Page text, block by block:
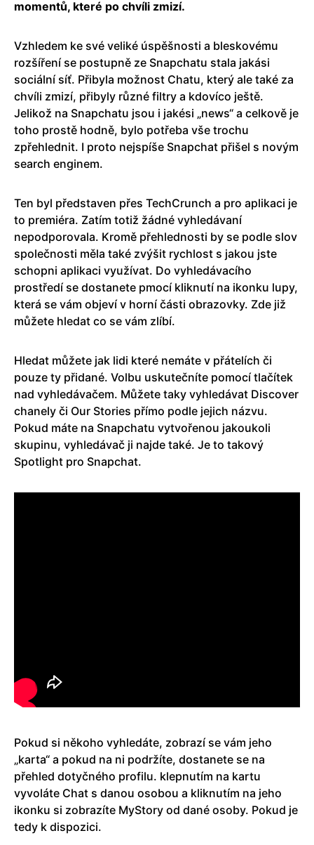
momentů, které po chvíli zmizí.
Vzhledem ke své veliké úspěšnosti a bleskovému
rozšíření se postupně ze Snapchatu stala jakási
sociální síť. Přibyla možnost Chatu, který ale také za
chvíli zmizí, přibyly různé filtry a kdovíco ještě.
Jelikož na Snapchatu jsou i jakési „news“ a celkově je
toho prostě hodně, bylo potřeba vše trochu
zpřehlednit. I proto nejspíše Snapchat přišel s novým
search enginem.
Ten byl představen přes TechCrunch a pro aplikaci je
to premiéra. Zatím totiž žádné vyhledávaní
nepodporovala. Kromě přehlednosti by se podle slov
společnosti měla také zvýšit rychlost s jakou jste
schopni aplikaci využívat. Do vyhledávacího
prostředí se dostanete pmocí kliknutí na ikonku lupy,
která se vám objeví v horní části obrazovky. Zde již
můžete hledat co se vám zlíbí.
Hledat můžete jak lidi které nemáte v přátelích či
pouze ty přidané. Volbu uskutečníte pomocí tlačítek
nad vyhledávačem. Můžete taky vyhledávat Discover
chanely či Our Stories přímo podle jejich názvu.
Pokud máte na Snapchatu vytvořenou jakoukoli
skupinu, vyhledávač ji najde také. Je to takový
Spotlight pro Snapchat.
Pokud si někoho vyhledáte, zobrazí se vám jeho
„karta“ a pokud na ni podržíte, dostanete se na
přehled dotyčného profilu. klepnutím na kartu
vyvoláte Chat s danou osobou a kliknutím na jeho
ikonku si zobrazíte MyStory od dané osoby. Pokud je
tedy k dispozici.